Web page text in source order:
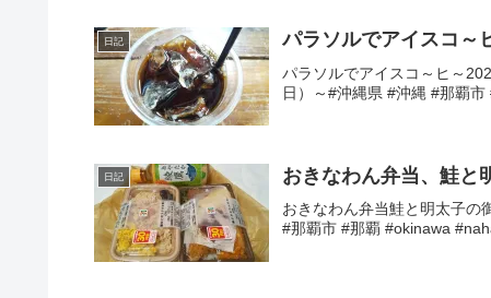
日記 パラソルでアイスコ～
パラソルでアイスコ～ヒ～
日）～#沖縄県 #沖縄 #那覇
日記 おきなわん弁当、鮭と
おきなわん弁当鮭と明太子の
#那覇市 #那覇 #okinawa